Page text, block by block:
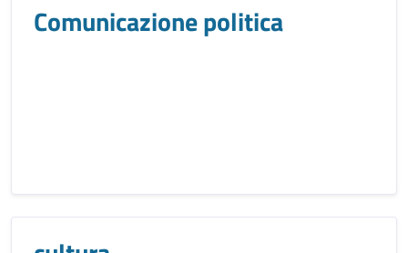
Comunicazione politica